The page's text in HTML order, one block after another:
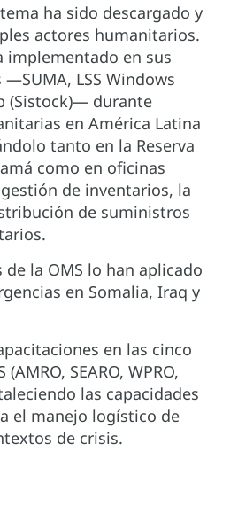
ha sido descargado y
actores humanitarios.
implementado en sus
LSS Windows
(Sistock)— durante
en América Latina
tanto en la Reserva
como en oficinas
de inventarios, la
de suministros
la OMS lo han aplicado
en Somalia, Iraq y
en las cinco
SEARO, WPRO,
las capacidades
el manejo logístico de
de crisis.